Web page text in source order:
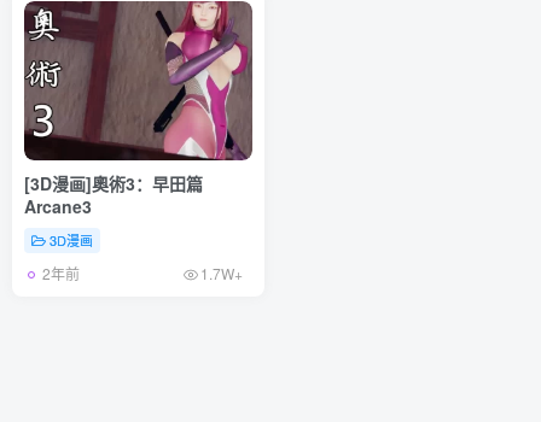
[3D漫画]奧術3：早田篇
Arcane3
3D漫画
2年前 1.7W+